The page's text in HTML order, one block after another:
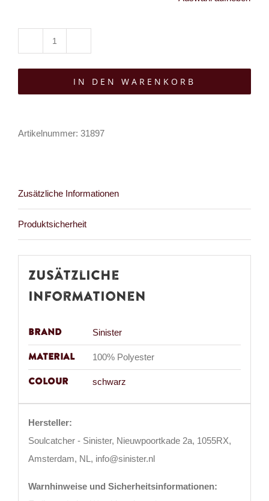
Top
Lacebound
IN DEN WARENKORB
Artikelnummer: 31897
Zusätzliche Informationen
Produktsicherheit
Zusätzliche
Informationen
Brand Sinister
Material 100% Polyester
Colour schwarz
Hersteller:
Soulcatcher - Sinister, Nieuwpoortkade 2a, 1055RX,
Amsterdam, NL, info@sinister.nl
Warnhinweise und Sicherheitsinformationen: